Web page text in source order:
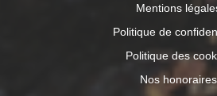
Mentions
Politique de
Politique des
Nos honoraires